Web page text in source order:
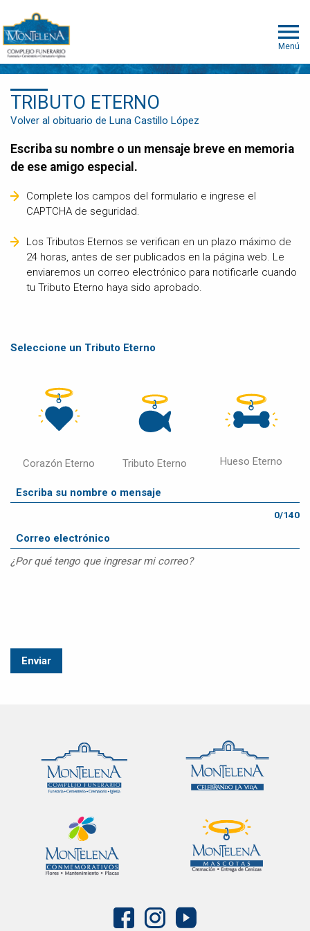
Menú
TRIBUTO ETERNO
Volver al obituario de Luna Castillo López
Escriba su nombre o un mensaje breve en memoria
de ese amigo especial.
Complete los campos del formulario e ingrese el
CAPTCHA de seguridad.
Los Tributos Eternos se verifican en un plazo máximo de
24 horas, antes de ser publicados en la página web. Le
enviaremos un correo electrónico para notificarle cuando
tu Tributo Eterno haya sido aprobado.
Seleccione un Tributo Eterno
Corazón Eterno Tributo Eterno Hueso Eterno
0/140
¿Por qué tengo que ingresar mi correo?